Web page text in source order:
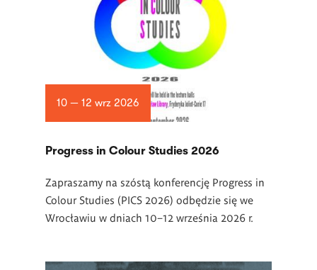
10 — 12 wrz 2026
Progress in Colour Studies 2026
Zapraszamy na szóstą konferencję Progress in
Colour Studies (PICS 2026) odbędzie się we
Wrocławiu w dniach 10–12 września 2026 r.